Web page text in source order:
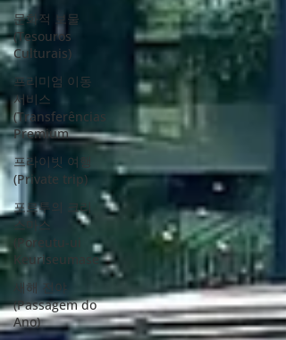
문화적 보물
(Tesouros
Culturais)
프리미엄 이동
서비스
(Transferências
Premium
프라이빗 여행
(Private trip)
포르투의 크리
스마스
(Poreutu-ui
Keuriseumase
새해 전야
(Passagem do
Ano)